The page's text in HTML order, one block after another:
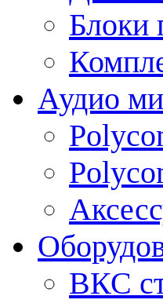
Блоки
Аудио
ВКС